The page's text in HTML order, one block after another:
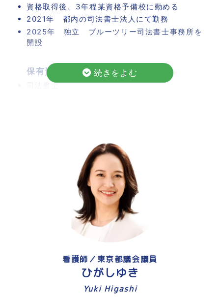
そんな皆様のお悩みに寄り添い同じ目線で解決に導
いて行けたらと思っております。
まずはお気軽にご相談くださいませ。
資格取得後、3年程某資格予備校に勤める
2021年 都内の司法書士法人にて勤務
2025年 独立 ブルーツリー司法書士事務所を
開設
保有資格
司法書士
パートナーを望まず生涯好きな事に挑戦する方もい
れば、同性パートナーと子どもを育てたい・育てて
いる方、選択的シングルマザーの方やパートナーが
複数の方もいます。
いくつか挙げてみましたが、これ以外にももっとい
ろいろな人生を送る方がいるはずです。
まだまだ社会制度の整わない部分もある中で、それ
切な人を守るために、どのような法的対策をしてお
いた方がよいのか分からず悩んだ時、司法書士とい
う立場から皆様のサポートをし、少しでも不安を解
看護師／東京都議会議員
ひがしゆき
Yuki Higashi